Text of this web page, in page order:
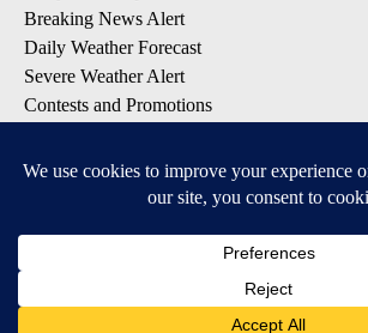
Breaking News Alert
Daily Weather Forecast
Severe Weather Alert
Contests and Promotions